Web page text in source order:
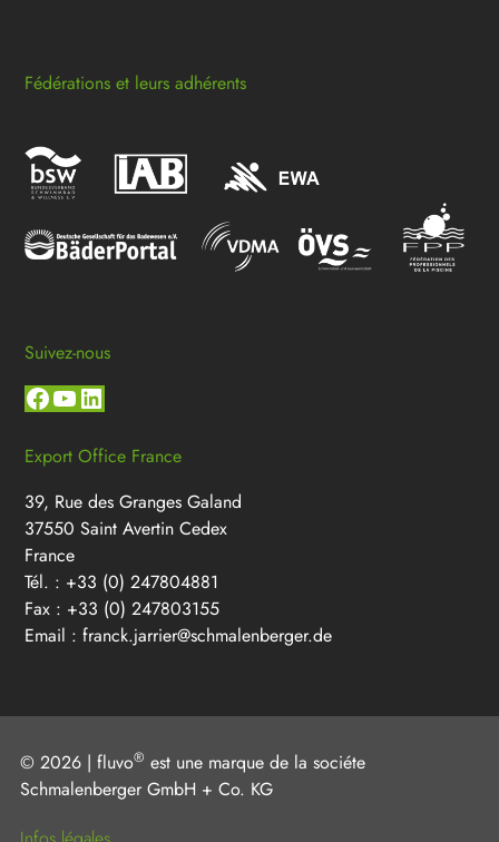
Fédérations et leurs adhérents
Suivez-nous
Facebook
YouTube
LinkedIn
Export Office France
39, Rue des Granges Galand
37550 Saint Avertin Cedex
France
Tél. : +33 (0) 247804881
Fax : +33 (0) 247803155
Email :franck.jarrier@schmalenberger.de
© 2026 | fluvo® est une marque de la sociéte
Schmalenberger GmbH + Co. KG